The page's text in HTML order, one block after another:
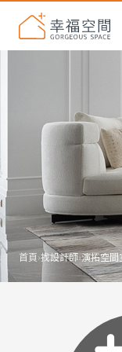
首頁›找設計師›演拓空間